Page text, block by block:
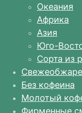
Океания
Африка
Азия
Юго-
Сорта из
Без кофеина
Молотый
Фирменные